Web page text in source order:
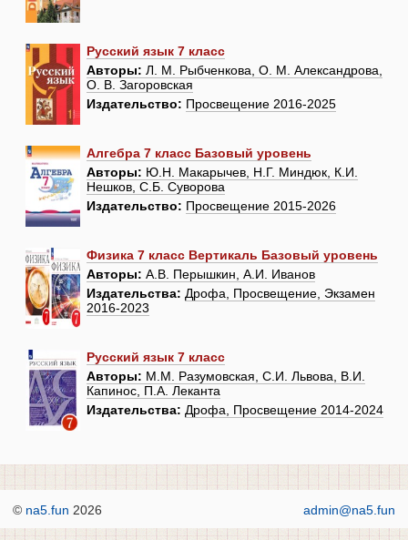
Русский язык 7 класс
Авторы: Л. М. Рыбченкова, О. М. Александрова,
О. В. Загоровская
Издательство: Просвещение 2016-2025
Алгебра 7 класс Базовый уровень
Авторы: Ю.Н. Макарычев, Н.Г. Миндюк, К.И.
Нешков, С.Б. Суворова
Издательство: Просвещение 2015-2026
Физика 7 класс Вертикаль Базовый уровень
Авторы: А.В. Перышкин, А.И. Иванов
Издательства: Дрофа, Просвещение, Экзамен
2016-2023
Русский язык 7 класс
Авторы: М.М. Разумовская, С.И. Львова, В.И.
Капинос, П.А. Леканта
Издательства: Дрофа, Просвещение 2014-2024
admin@na5.fun
© na5.fun 2026